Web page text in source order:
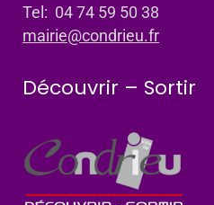
Tel: 04 74 59 50 38
mairie@condrieu.fr
Découvrir – Sortir